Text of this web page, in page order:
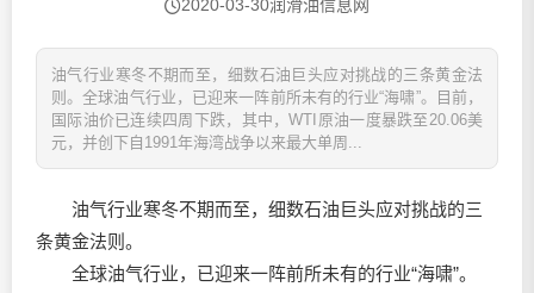
2020-03-30润滑油信息网
油气行业寒冬不期而至，细数石油巨头应对挑战的三条黄金法
则。全球油气行业，已迎来一阵前所未有的行业“海啸”。目前，
国际油价已连续四周下跌，其中，WTI原油一度暴跌至20.06美
元，并创下自1991年海湾战争以来最大单周...
油气行业寒冬不期而至，细数石油巨头应对挑战的三
条黄金法则。
全球油气行业，已迎来一阵前所未有的行业“海啸”。